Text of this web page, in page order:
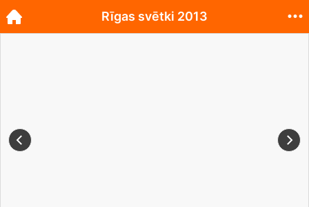
Rīgas svētki 2013